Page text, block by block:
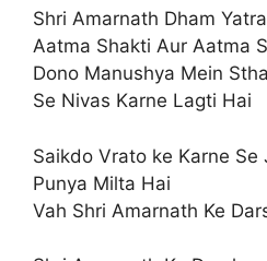
Shri Amarnath Dham
Aatma Shakti Aur Aatma
Dono Manushya Mein
Se Nivas Karne Lagti Hai
Saikdo Vrato ke Karne Se
Punya Milta Hai
Vah Shri Amarnath Ke